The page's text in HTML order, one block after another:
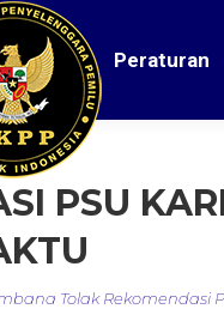
Peraturan
PSU
Tolak Rekomendasi